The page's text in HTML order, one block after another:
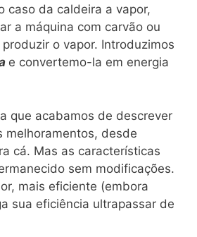
caso da caldeira a vapor,
a máquina com carvão ou
o vapor. Introduzimos
e convertemo-la em energia
que acabamos de descrever
melhoramentos, desde
cá. Mas as características
sem modificações.
mais eficiente (embora
sua eficiência ultrapassar de